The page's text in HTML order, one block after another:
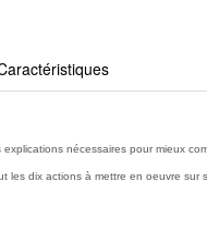
nécessaires pour mieux
les dix actions à mettre en oeuvre sur